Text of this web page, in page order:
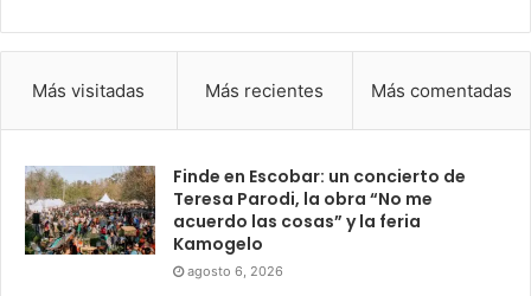
Más visitadas Más recientes Más comentadas
Finde en Escobar: un concierto de
Teresa Parodi, la obra “No me
acuerdo las cosas” y la feria
Kamogelo
agosto 6, 2026